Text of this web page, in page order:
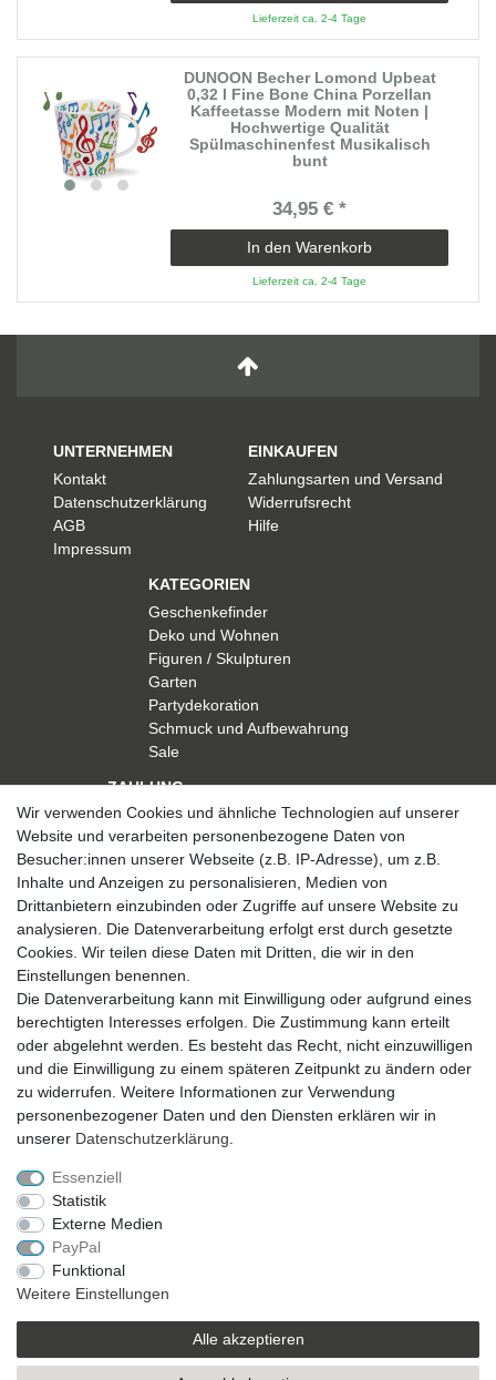
Lieferzeit ca. 2-4 Tage
DUNOON Becher Lomond Upbeat
0,32 l Fine Bone China Porzellan
Kaffeetasse Modern mit Noten |
Hochwertige Qualität
Spülmaschinenfest Musikalisch
bunt
34,95 € *
In den Warenkorb
Lieferzeit ca. 2-4 Tage
UNTERNEHMEN
Kontakt
Datenschutzerklärung
AGB
Impressum
EINKAUFEN
Zahlungsarten und Versand
Widerrufsrecht
Hilfe
KATEGORIEN
Geschenkefinder
Deko und Wohnen
Figuren / Skulpturen
Garten
Partydekoration
Schmuck und Aufbewahrung
Sale
ZAHLUNG
VERSAND
SICHER EINKAUFEN
Sicher einkaufen mit
durchgehender SSL-Verschlüsselung
* Alle Preise verstehen sich inkl. MwSt. zzgl. Versandkosten. Alle Angebote sind
freibleibend zzgl. Versandkosten und bei Nachnahme Übermittlungsentgelt.
Copyright 2019 © Kremers-Schatzkiste | Alle Rechte vorbehalten.
Wir verwenden Cookies und ähnliche Technologien auf unserer
Website und verarbeiten personenbezogene Daten von
Besucher:innen unserer Webseite (z.B. IP-Adresse), um z.B.
Inhalte und Anzeigen zu personalisieren, Medien von
Drittanbietern einzubinden oder Zugriffe auf unsere Website zu
analysieren. Die Datenverarbeitung erfolgt erst durch gesetzte
Cookies. Wir teilen diese Daten mit Dritten, die wir in den
Einstellungen benennen.
Die Datenverarbeitung kann mit Einwilligung oder aufgrund eines
berechtigten Interesses erfolgen. Die Zustimmung kann erteilt
oder abgelehnt werden. Es besteht das Recht, nicht einzuwilligen
und die Einwilligung zu einem späteren Zeitpunkt zu ändern oder
zu widerrufen. Weitere Informationen zur Verwendung
personenbezogener Daten und den Diensten erklären wir in
unserer Daten­schutz­erklärung
Essenziell
Statistik
Externe Medien
PayPal
Funktional
Weitere Einstellungen
Alle akzeptieren